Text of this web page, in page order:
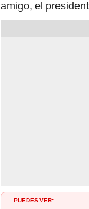
amigo, el
PUEDES VER: